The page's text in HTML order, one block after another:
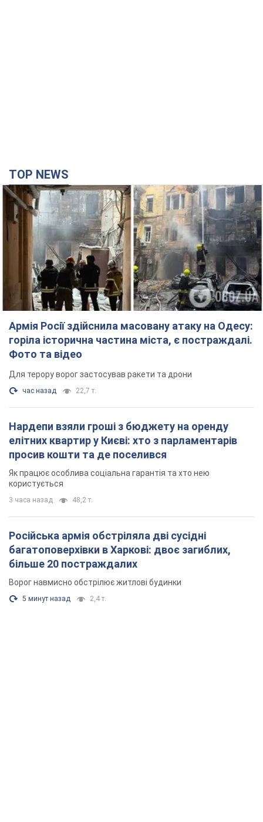
TOP NEWS
Армія Росії здійснила масовану атаку на Одесу:
горіла історична частина міста, є постраждалі.
Фото та відео
Для терору ворог застосував ракети та дрони
час назад 22,7 т.
Нардепи взяли гроші з бюджету на оренду
елітних квартир у Києві: хто з парламентарів
просив кошти та де поселився
Як працює особлива соціальна гарантія та хто нею
користується
3 часа назад 48,2 т.
Російська армія обстріляла дві сусідні
багатоповерхівки в Харкові: двоє загиблих,
більше 20 постраждалих
Ворог навмисно обстрілює житлові будинки
5 минут назад 2,4 т.